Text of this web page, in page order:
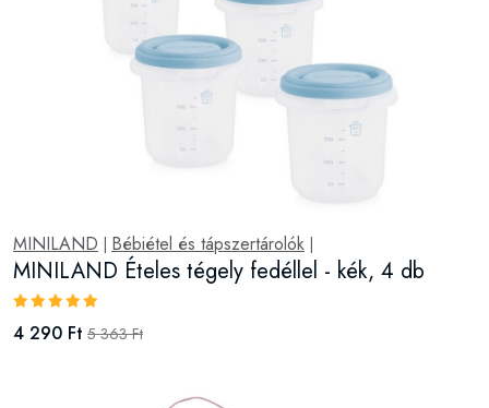
MINILAND Bébiétel és tápszertárolók
MINILAND Ételes tégely fedéllel - kék, 4 db
4 290 Ft 5 363 Ft